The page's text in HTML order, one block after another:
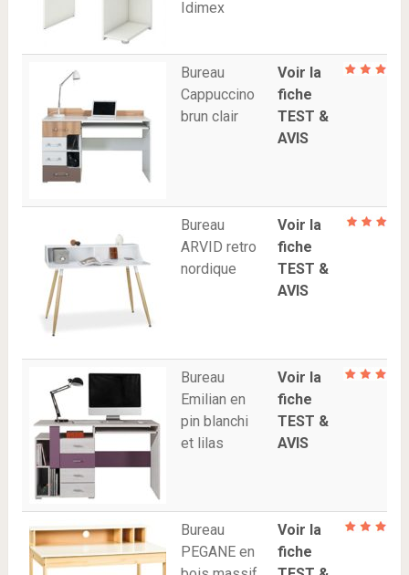
Idimex
Bureau
Cappuccino
brun clair
Voir la
fiche
TEST &
AVIS
Bureau
ARVID retro
nordique
Voir la
fiche
TEST &
AVIS
Bureau
Emilian en
pin blanchi
et lilas
Voir la
fiche
TEST &
AVIS
Bureau
PEGANE en
Voir la
fiche